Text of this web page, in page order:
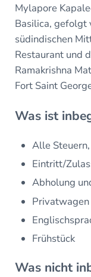
Mylapore
Basilica, gefolgt
südindischen
Restaurant und
Ramakrishna
Fort Saint
Was ist
Alle
Eintritt/
Abholung
Privatwagen
Frühstück
Was nicht